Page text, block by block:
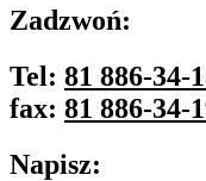
Zadzwoń:
Tel: 81 886-34-
fax: 81 886-34-
Napisz: